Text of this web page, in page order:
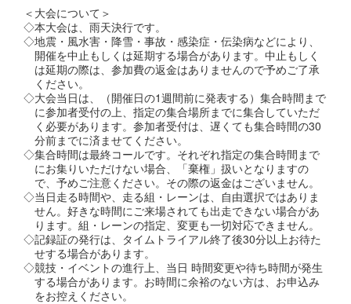
＜大会について＞
◇本大会は、雨天決行です。
◇地震・風水害・降雪・事故・感染症・伝染病などにより、
開催を中止もしくは延期する場合があります。中止もしく
は延期の際は、参加費の返金はありませんので予めご了承
ください。
◇大会当日は、（開催日の1週間前に発表する）集合時間まで
に参加者受付の上、指定の集合場所までに集合していただ
く必要があります。参加者受付は、遅くても集合時間の30
分前までに済ませてください。
◇集合時間は最終コールです。それぞれ指定の集合時間まで
にお集りいただけない場合、「棄権」扱いとなりますの
で、予めご注意ください。その際の返金はございません。
◇当日走る時間や、走る組・レーンは、自由選択ではありま
せん。好きな時間にご来場されても出走できない場合があ
ります。組・レーンの指定、変更も一切対応できません。
◇記録証の発行は、タイムトライアル終了後30分以上お待た
せする場合があります。
◇競技・イベントの進行上、当日 時間変更や待ち時間が発生
する場合があります。お時間に余裕のない方は、お申込み
をお控えください。